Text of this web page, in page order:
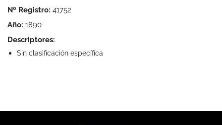
Nº Registro: 41752
Año: 1890
Descriptores:
Sin clasificación específica